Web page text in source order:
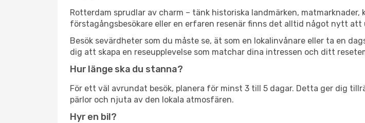
Rotterdam sprudlar av charm – tänk historiska landmärken,
förstagångsbesökare eller en erfaren resenär finns det alltid något nytt att
Besök sevärdheter som du måste se, ät som en lokalinvånare eller ta en
dig att skapa en reseupplevelse som matchar dina intressen och ditt
Hur länge ska du stanna?
För ett väl avrundat besök, planera för minst 3 till 5 dagar. Detta ger dig
pärlor och njuta av den lokala atmosfären.
Hyr en bil?